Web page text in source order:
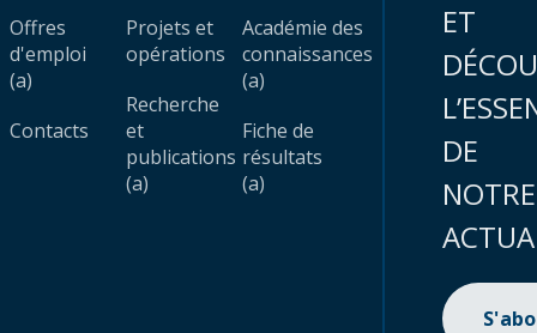
Offres
d'emploi
(a)
Contacts
Projets et
opérations
Recherche
et
publications
(a)
Académie des
connaissances
(a)
Fiche de
résultats
(a)
ET
DE
NOTRE